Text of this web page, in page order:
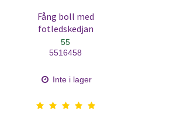
Fång boll med
fotledskedjan
55
5516458
Inte i lager